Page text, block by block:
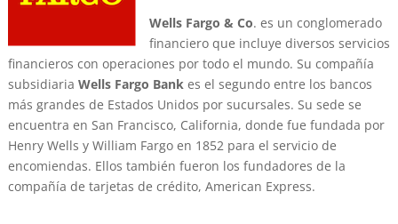
Wells Fargo & Co. es un conglomerado
financiero que incluye diversos servicios
financieros con operaciones por todo el mundo. Su compañía
subsidiaria Wells Fargo Bankes el segundo entre los bancos
más grandes de Estados Unidos por sucursales. Su sede se
encuentra en San Francisco, California, donde fue fundada por
Henry Wells y William Fargo en 1852 para el servicio de
encomiendas. Ellos también fueron los fundadores de la
compañía de tarjetas de crédito, American Express.